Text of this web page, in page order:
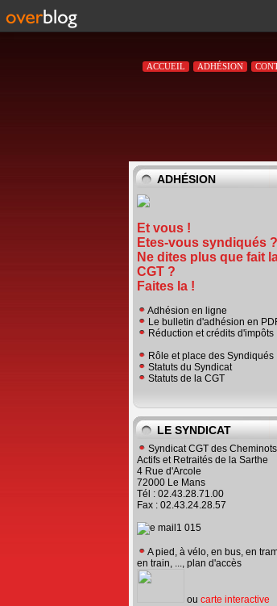
ACCUEIL ADHÉSION
ADHÉSION
Et vous !
Etes-vous syndiqués ?
Ne dites plus que fait
CGT ?
Faites la !
Adhésion en ligne
Le bulletin d'adhésion en
Réduction et crédits d'impôts
Rôle et place des Syndiqués
Statuts du Syndicat
Statuts de la CGT
LE SYNDICAT
Syndicat CGT des Cheminots
Actifs et Retraités de la Sarthe
4 Rue d'Arcole
72000 Le Mans
Tél : 02.43.28.71.00
Fax : 02.43.24.28.57
A pied, à vélo, en bus, en
en train, ..., plan d'accès
ou carte interactive